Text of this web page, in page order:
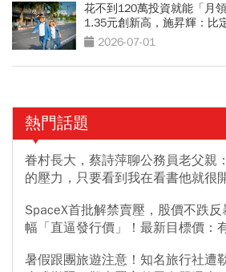
花不到120萬投資就能「月
1.35元創新高，施昇輝：比
2026-07-01
熱門話題
眷村長大，蔡詩萍聊公務員老父親
的壓力，只要看到我在看書他就很
SpaceX首批解禁賣壓，股價不跌
幅「直逼發行價」！最新目標價：
暑假跟團旅遊注意！知名旅行社遭